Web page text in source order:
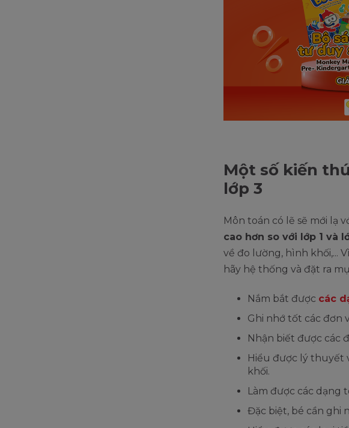
Một số kiến
lớp 3
Môn toán có lẽ sẽ mới lạ
cao hơn so với lớp 1 và
về đo lường, hình khối,...
hãy hệ thống và đặt ra
Nắm bắt được các
Ghi nhớ tốt các đơn
Nhận biết được các
Hiểu được lý thuyết
khối.
Làm được các dạng
Đặc biệt, bé cần ghi